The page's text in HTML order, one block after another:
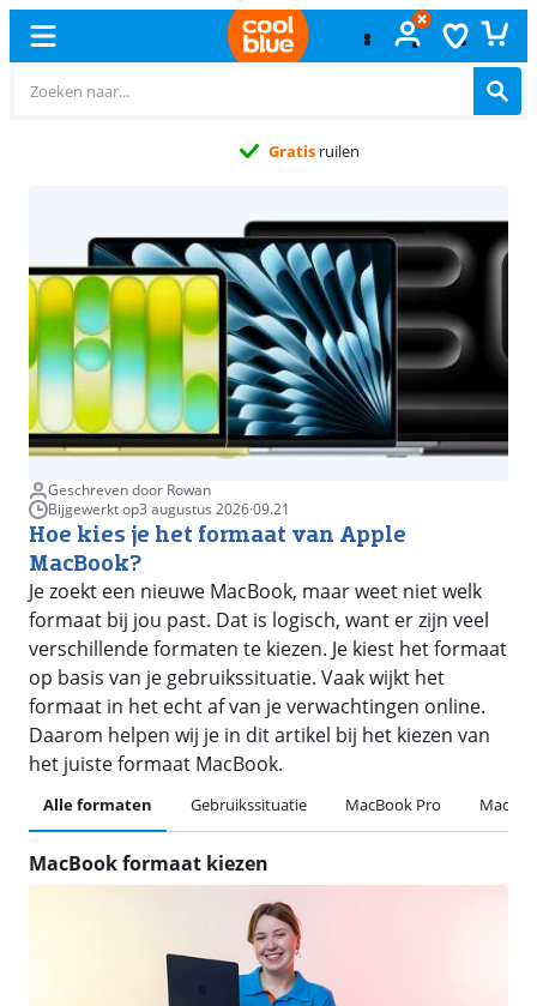
Gratisruilen
Geschreven door Rowan
Bijgewerkt op3 augustus 2026·09.21
Hoe kies je het formaat van Apple
MacBook?
Je zoekt een nieuwe MacBook, maar weet niet welk
formaat bij jou past. Dat is logisch, want er zijn veel
verschillende formaten te kiezen. Je kiest het formaat
op basis van je gebruikssituatie. Vaak wijkt het
formaat in het echt af van je verwachtingen online.
Daarom helpen wij je in dit artikel bij het kiezen van
het juiste formaat MacBook.
Alle formaten Gebruikssituatie MacBook Pro
MacBook formaat kiezen